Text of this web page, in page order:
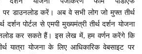
डाउनलोड करें। अब वे सभी लोग जो मुफ्त तीर्थ
दर्शन पोर्टल से एमपी मुख्यमंत्री तीर्थ दर्शन योजना
कर सकते हैं। इस लेख में, हम वर्णन करेंगे कि
यात्रा योजना के लिए आधिकारिक वेबसाइट पर